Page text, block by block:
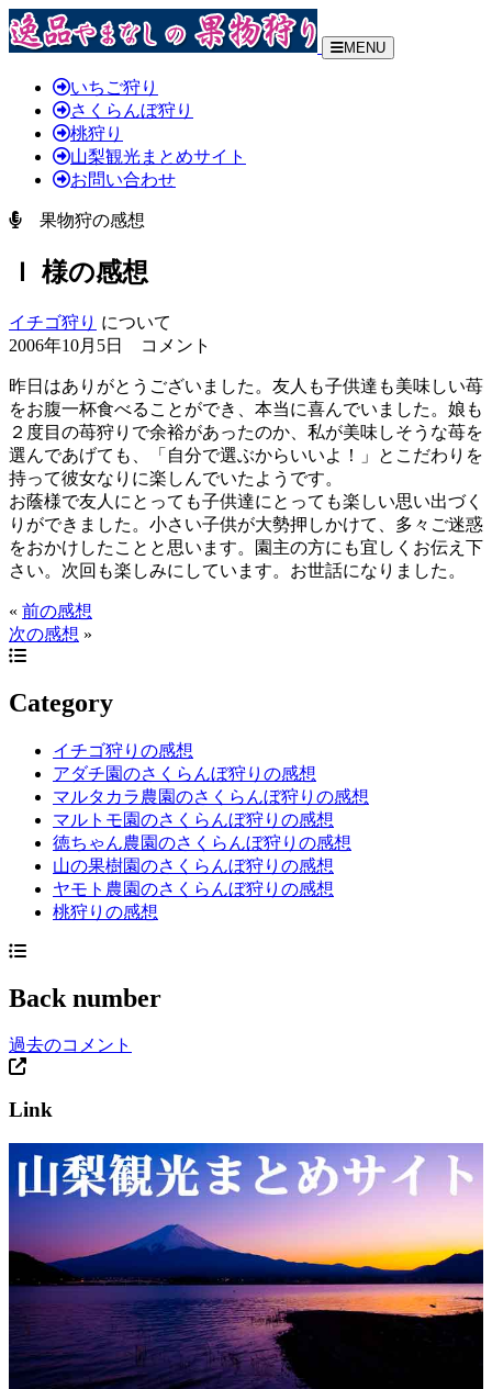
MENU
いちご狩り
さくらんぼ狩り
桃狩り
山梨観光まとめサイト
お問い合わせ
果物狩の感想
Ｉ 様の感想
イチゴ狩り について
2006年10月5日 コメント
昨日はありがとうございました。友人も子供達も美味しい苺
をお腹一杯食べることができ、本当に喜んでいました。娘も
２度目の苺狩りで余裕があったのか、私が美味しそうな苺を
選んであげても、「自分で選ぶからいいよ！」とこだわりを
持って彼女なりに楽しんでいたようです。
お蔭様で友人にとっても子供達にとっても楽しい思い出づく
りができました。小さい子供が大勢押しかけて、多々ご迷惑
をおかけしたことと思います。園主の方にも宜しくお伝え下
さい。次回も楽しみにしています。お世話になりました。
« 前の感想
次の感想 »
Category
イチゴ狩りの感想
アダチ園のさくらんぼ狩りの感想
マルタカラ農園のさくらんぼ狩りの感想
マルトモ園のさくらんぼ狩りの感想
徳ちゃん農園のさくらんぼ狩りの感想
山の果樹園のさくらんぼ狩りの感想
ヤモト農園のさくらんぼ狩りの感想
桃狩りの感想
Back number
過去のコメント
Link